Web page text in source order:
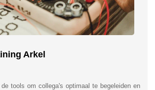
Arkel
tools om collega's optimaal te begeleiden en